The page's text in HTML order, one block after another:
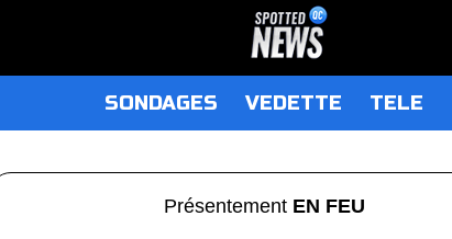
SONDAGES VEDETTE TELE
Présentement EN FEU